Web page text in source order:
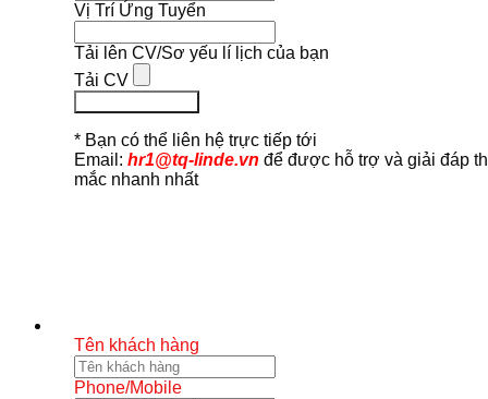
Vị Trí Ứng Tuyển
Tải lên CV/Sơ yếu lí lịch của bạn
Tải CV
* Bạn có thể liên hệ trực tiếp tới
Email: hr1@tq-linde.vn để được hỗ trợ và giải đáp
mắc nhanh nhất
Tên khách hàng
Phone/Mobile